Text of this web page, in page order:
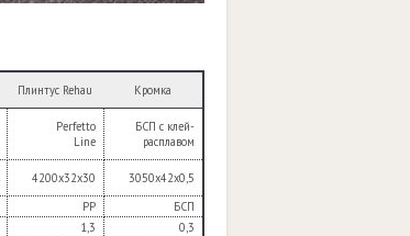
Плинтус Rehau Кромка
Perfetto
Line
БСП с клей-
расплавом
4200х32х30
3050х42х0,5
РР
БСП
1,3
0,3